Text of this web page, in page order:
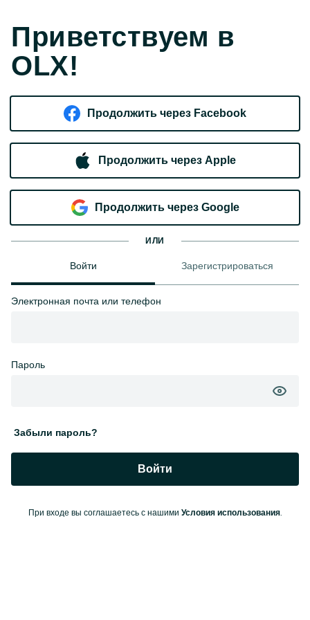
Приветствуем в
OLX!
Продолжить через Facebook
Продолжить через Apple
Продолжить через Google
ИЛИ
Войти Зарегистрироваться
Электронная почта или телефон
Пароль
Забыли пароль?
Войти
При входе вы соглашаетесь с нашими Условия использования.